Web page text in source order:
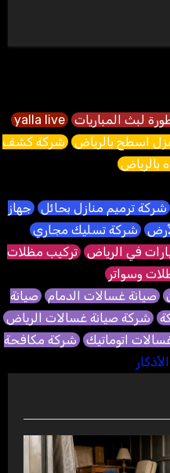
لبث المباريات yalla live
اسطح بالرياض شركة كشف
بالرياض
شركة ترميم منازل بحائل جهاز
شركة تسليك مجاري
في الرياض تركيب مظلات
وسواتر
صيانة غسالات الدمام صيانة
شركة صيانة غسالات الرياض
اتوماتيك شركة مكافحة
الأذكار